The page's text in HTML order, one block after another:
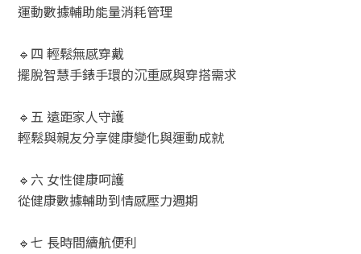
運動數據輔助能量消耗管理
🔹四 輕鬆無感穿戴
擺脫智慧手錶手環的沉重感與穿搭需求
🔹五 遠距家人守護
輕鬆與親友分享健康變化與運動成就
🔹六 女性健康呵護
從健康數據輔助到情感壓力週期
🔹七 長時間續航便利